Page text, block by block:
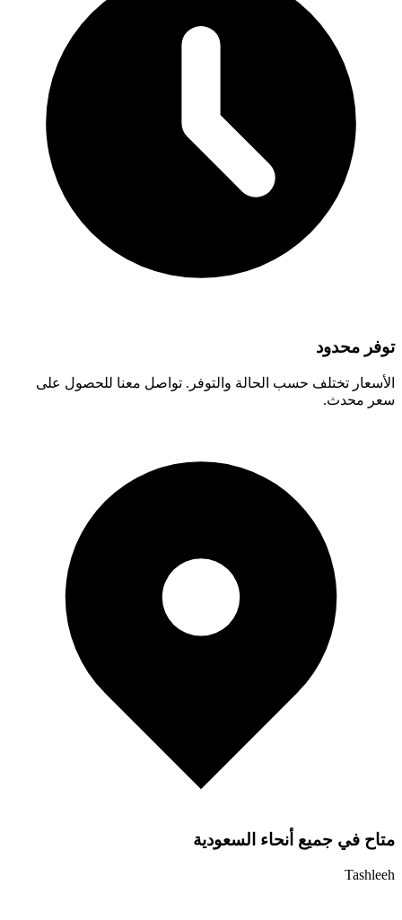
توفر محدود
الأسعار تختلف حسب الحالة والتوفر. تواصل معنا للحصول على
سعر محدث.
متاح في جميع أنحاء السعودية
Tashleeh